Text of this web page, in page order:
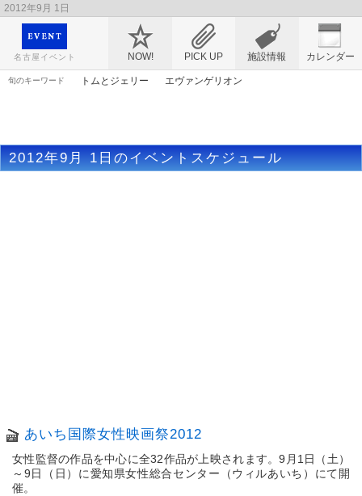
2012年9月 1日
映画や音楽コンサート、レジャーやアート、テレビ、ショップ、出会い、転職まで名古
屋のイベント情報を幅広く掲載
名古屋イベント NOW! PICK UP カレンダー
施設情報
旬のキーワード トムとジェリー
エヴァンゲリオン
2012年9月 1日のイベントスケジュール
あいち国際女性映画祭2012
女性監督の作品を中心に全32作品が上映されます。9月1日（土）
～9日（日）に愛知県女性総合センター（ウィルあいち）にて開
催。